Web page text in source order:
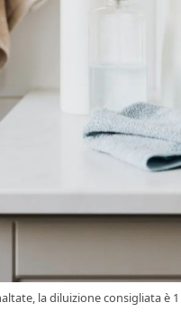
la diluizione consigliata